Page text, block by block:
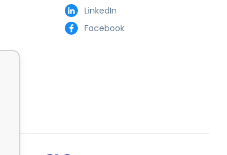
LinkedIn
Facebook